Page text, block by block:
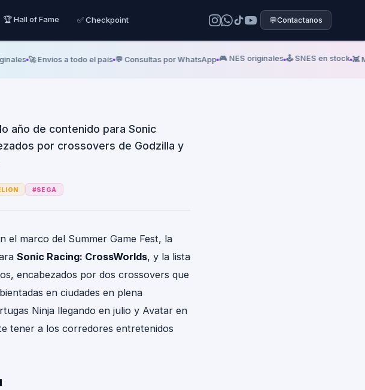
🏆 Hall of Fame ✅ Checkpoint 💬Contactanos
🚀 Envíos a todo el país 💬 Consultas por WhatsApp 🎮 NES originales 🕹️ SNES en stock 👾 Mega
se garpa un Año
año de contenido para Sonic
por crossovers de Godzilla y
#SEGA
el marco del Summer Game Fest, la
Sonic Racing: CrossWorlds, y la lista
encabezados por dos crossovers que
en ciudades en plena
Ninja llegando en julio y Avatar en
tener a los corredores entretenidos